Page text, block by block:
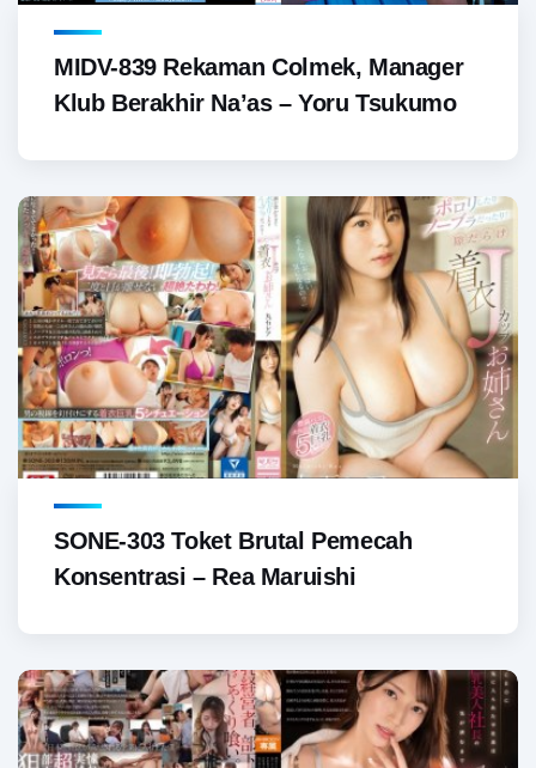
MIDV-839 Rekaman Colmek, Manager
Klub Berakhir Na’as – Yoru Tsukumo
SONE-303 Toket Brutal Pemecah
Konsentrasi – Rea Maruishi